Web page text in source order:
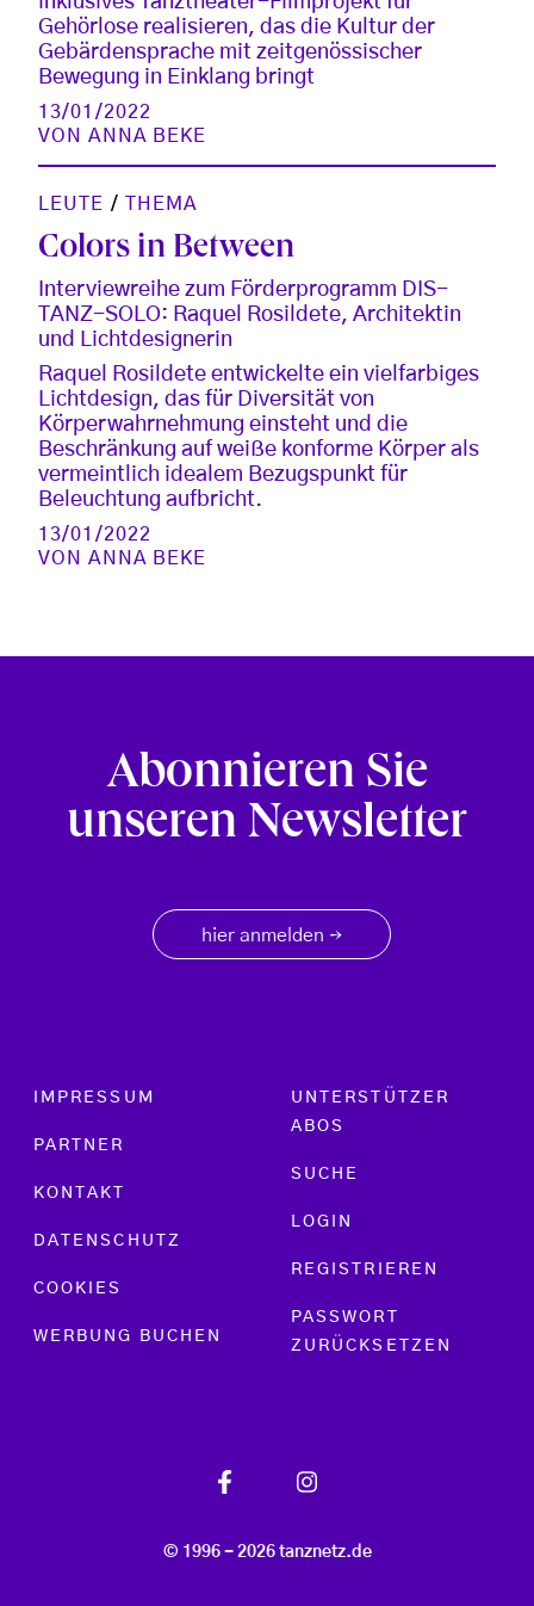
Gehörlose realisieren, das die Kultur der
Gebärdensprache mit zeitgenössischer
Bewegung in Einklang bringt
13/01/2022
VONANNA BEKE
LEUTE / THEMA
Colors in Between
Interviewreihe zum Förderprogramm DIS-
TANZ-SOLO: Raquel Rosildete, Architektin
und Lichtdesignerin
Raquel Rosildete entwickelte ein vielfarbiges
Lichtdesign, das für Diversität von
Körperwahrnehmung einsteht und die
Beschränkung auf weiße konforme Körper als
vermeintlich idealem Bezugspunkt für
Beleuchtung aufbricht.
13/01/2022
VONANNA BEKE
Abonnieren Sie
unseren Newsletter
hier anmelden →
Footer menu
IMPRESSUM
PARTNER
KONTAKT
DATENSCHUTZ
COOKIES
WERBUNG BUCHEN
UNTERSTÜTZER
ABOS
SUCHE
LOGIN
REGISTRIEREN
PASSWORT
ZURÜCKSETZEN
© 1996 - 2026 tanznetz.de